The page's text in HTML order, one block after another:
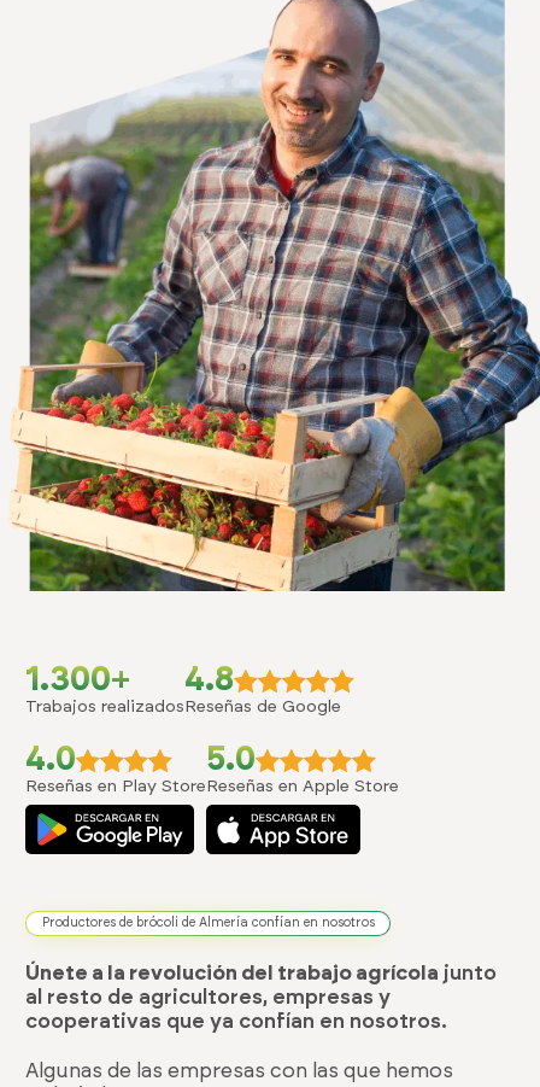
1.300+
Trabajos realizados
4.8
Reseñas de Google
4.0
Reseñas en Play Store
5.0
Reseñas en Apple Store
Productores de brócoli de Almería confían en nosotros
Únete a la revolución del trabajo agrícola junto
al resto de agricultores, empresas y
cooperativas que ya confían en nosotros.
Algunas de las empresas con las que hemos